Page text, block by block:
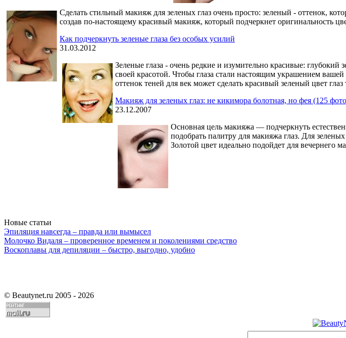
Сделать стильный макияж для зеленых глаз очень просто: зеленый - оттенок,
создав по-настоящему красивый макияж, который подчеркнет оригинальность
Как подчеркнуть зеленые глаза без особых усилий
31.03.2012
Зеленые глаза - очень редкие и изумительно красивые:
своей красотой. Чтобы глаза стали настоящим украшением
оттенок теней для век может сделать красивый зеленый цвет
Макияж для зеленых глаз: не кикимора болотная, но фея (125
23.12.2007
Основная цель макияжа — подчеркнуть
подобрать палитру для макияжа глаз. Для
Золотой цвет идеально подойдет для вечернего
Новые статьи
Эпиляция навсегда – правда или вымысел
Молочко Видаля – проверенное временем и поколениями средство
Воскоплавы для депиляции – быстро, выгодно, удобно
© Beautynet.ru 2005 - 2026